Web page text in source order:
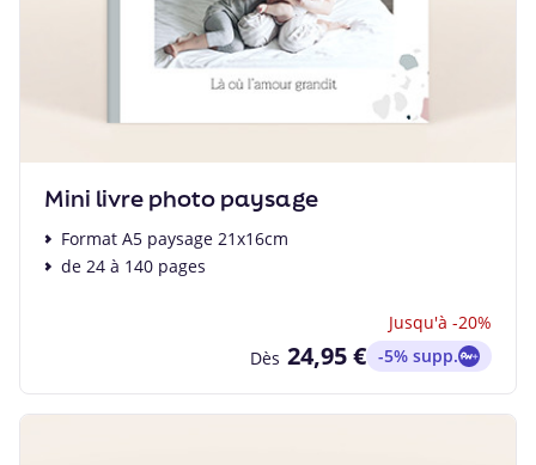
Mini livre photo paysage
Format A5 paysage 21x16cm
de 24 à 140 pages
Jusqu'à -20%
Dès 24,95 € -5% supp.